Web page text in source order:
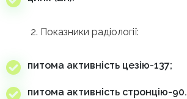
2. Показники радіології:
питома активність цезію-137;
питома активність стронцію-90.